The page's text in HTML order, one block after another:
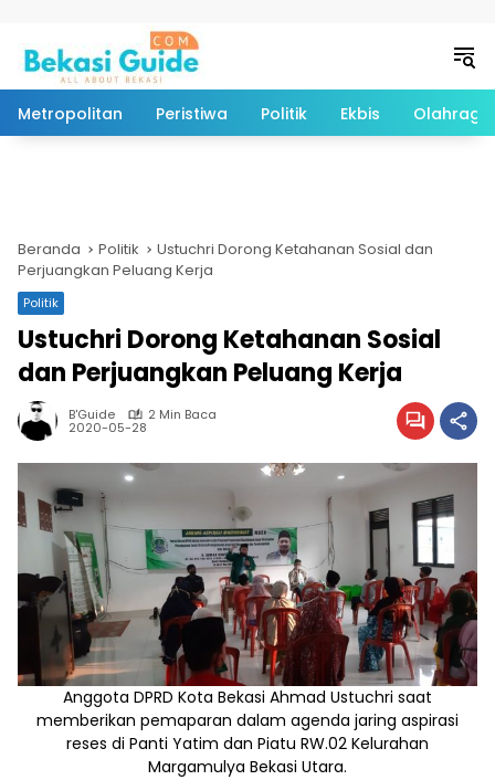
Metropolitan Peristiwa Politik Ekbis Olahraga
Beranda Politik
Ustuchri Dorong Ketahanan Sosial dan
Perjuangkan Peluang Kerja
Politik
Ustuchri Dorong Ketahanan Sosial
dan Perjuangkan Peluang Kerja
B'Guide 2 Min Baca
2020-05-28
Anggota DPRD Kota Bekasi Ahmad Ustuchri saat
memberikan pemaparan dalam agenda jaring aspirasi
reses di Panti Yatim dan Piatu RW.02 Kelurahan
Margamulya Bekasi Utara.